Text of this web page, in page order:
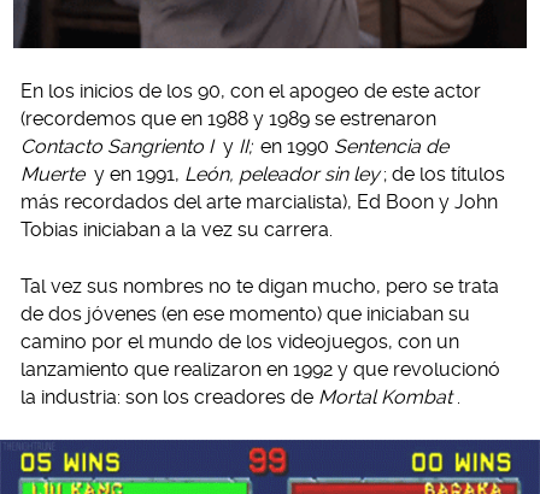
En los inicios de los 90, con el apogeo de este actor
(recordemos que en 1988 y 1989 se estrenaron
Contacto Sangriento I y II; en 1990 Sentencia de
Muerte y en 1991, León, peleador sin ley ; de los títulos
más recordados del arte marcialista), Ed Boon y John
Tobias iniciaban a la vez su carrera.
Tal vez sus nombres no te digan mucho, pero se trata
de dos jóvenes (en ese momento) que iniciaban su
camino por el mundo de los videojuegos, con un
lanzamiento que realizaron en 1992 y que revolucionó
la industria: son los creadores de Mortal Kombat .